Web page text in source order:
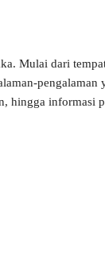
Mulai dari
pengalaman
hingga informasi